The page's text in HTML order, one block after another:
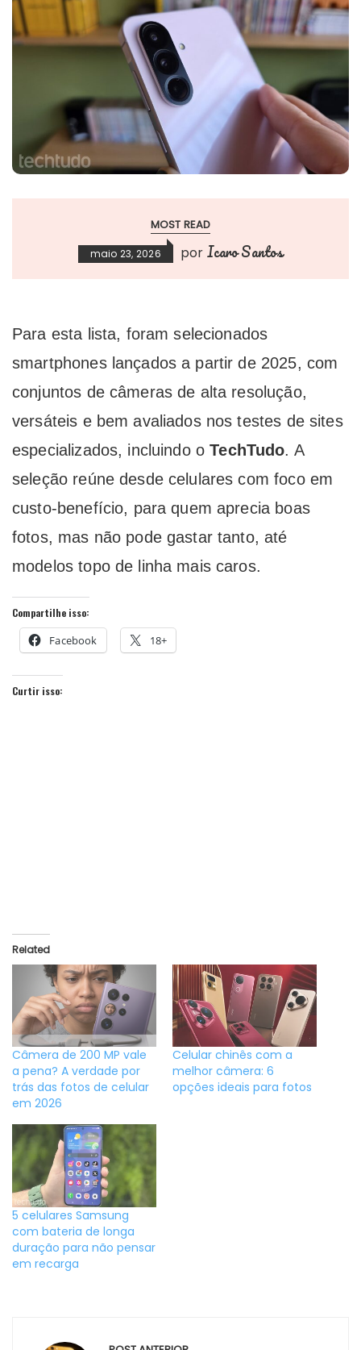
MOST READ
maio 23, 2026 por Icaro Santos
Para esta lista, foram selecionados
smartphones lançados a partir de 2025, com
conjuntos de câmeras de alta resolução,
versáteis e bem avaliados nos testes de sites
especializados, incluindo oTechTudo. A
seleção reúne desde celulares com foco em
custo-benefício, para quem aprecia boas
fotos, mas não pode gastar tanto, até
modelos topo de linha mais caros.
Compartilhe isso:
Facebook 18+
Curtir isso:
Related
Câmera de 200 MP vale
a pena? A verdade por
trás das fotos de celular
em 2026
Celular chinês com a
melhor câmera: 6
opções ideais para fotos
5 celulares Samsung
com bateria de longa
duração para não pensar
em recarga